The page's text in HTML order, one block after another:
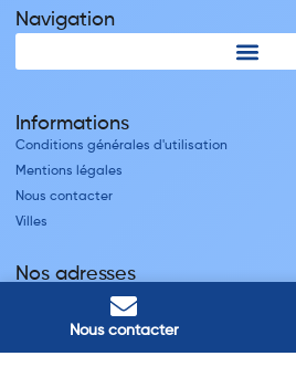
Nous contacter
Navigation
Informations
Conditions générales d'utilisation
Mentions légales
Nous contacter
Villes
Nos adresses
45 avenue Winston Churchill, Louviers, France